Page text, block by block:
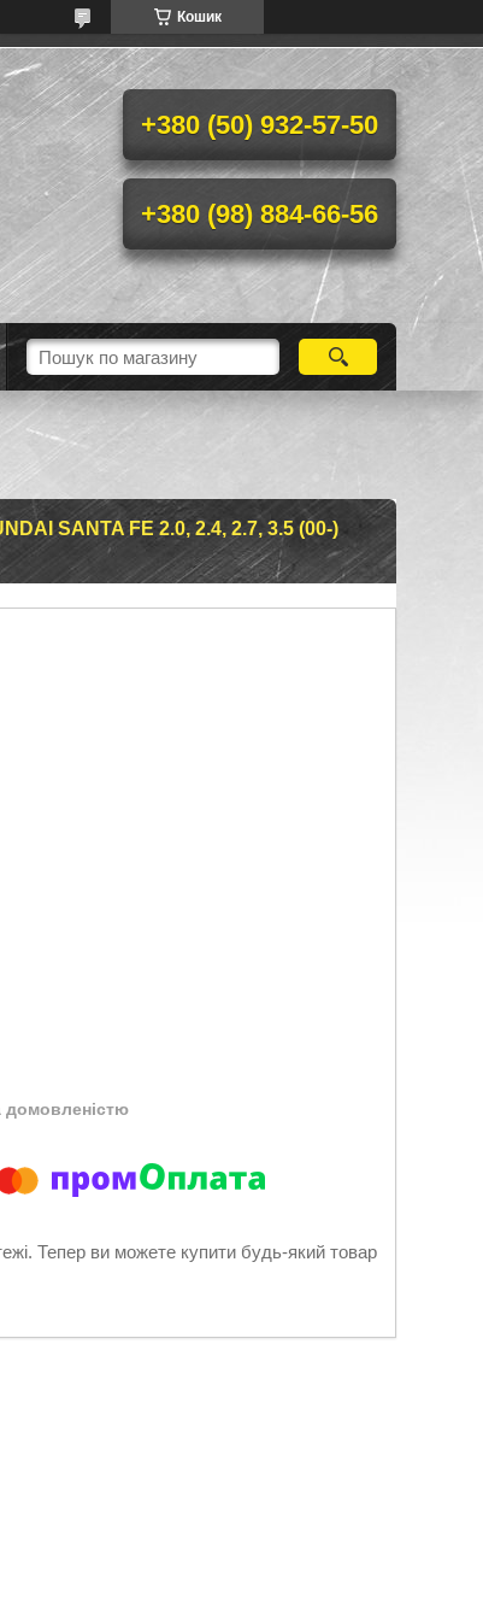
Кошик
+380 (50) 932-57-50
+380 (98) 884-66-56
SANTA FE 2.0, 2.4, 2.7, 3.5 (00-)
домовленістю
Тепер ви можете купити будь-який товар